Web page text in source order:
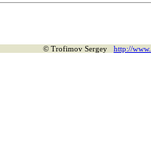
© Trofimov Sergey http://